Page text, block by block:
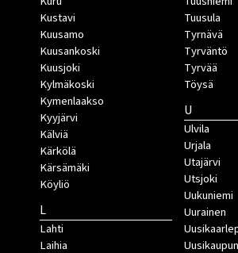
Kustavi
Kuusamo
Kuusankoski
Kuusjoki
Kylmäkoski
Kymenlaakso
Kyyjärvi
Kälviä
Kärkölä
Kärsämäki
Köyliö
L
Lahti
Laihia
Tuusula
Tyrnävä
Tyrväntö
Tyrvää
Töysä
U
Ulvila
Urjala
Utajärvi
Utsjoki
Uukuniemi
Uurainen